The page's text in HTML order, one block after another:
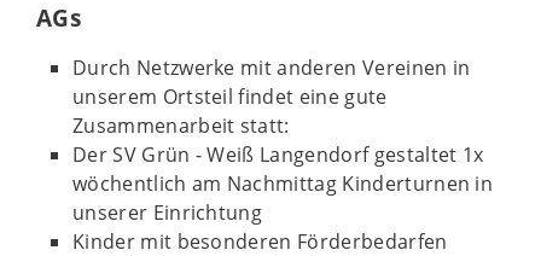
AGs
Durch Netzwerke mit anderen Vereinen in
unserem Ortsteil findet eine gute
Zusammenarbeit statt:
Der SV Grün - Weiß Langendorf gestaltet 1x
wöchentlich am Nachmittag Kinderturnen in
unserer Einrichtung
Kinder mit besonderen Förderbedarfen